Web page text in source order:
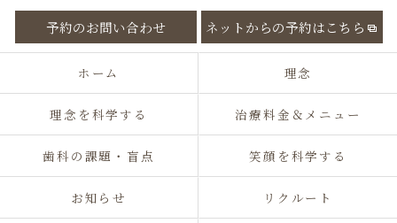
予約のお問い合わせ ネットからの予約はこちら
ホーム 理念
理念を科学する 治療料金＆メニュー
歯科の課題・盲点 笑顔を科学する
お知らせ リクルート